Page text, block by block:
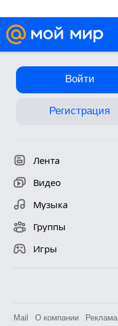
Войти
Регистрация
Лента
Видео
Музыка
Группы
Игры
Mail О компании
Реклама